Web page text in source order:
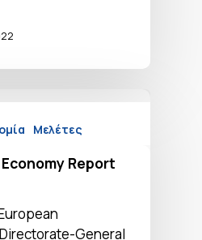
Μελέτες
Report
General